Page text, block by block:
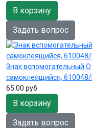
В корзину
Задать вопрос
Знак вспомогательный
самоклеящийся, 610048/
65.00 руб
В корзину
Задать вопрос